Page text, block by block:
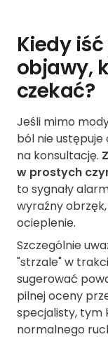
Kiedy
objawy,
czekać?
Jeśli mimo
ból nie
na konsultację.
w prostych
to sygnały
wyraźny
ocieplenie.
Szczególnie
"strzale" w
sugerować
pilnej oceny
specjalisty, tym
normalnego